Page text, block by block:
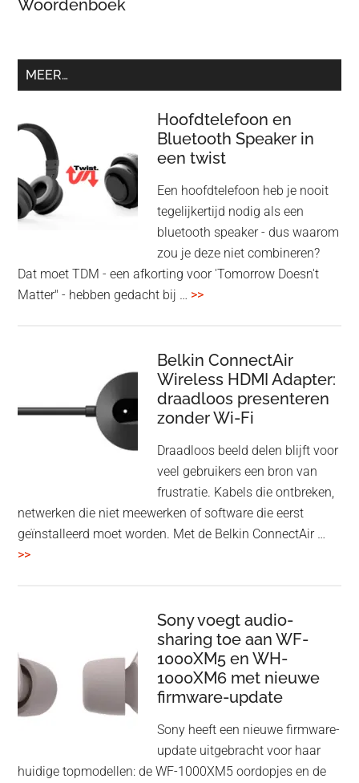
Woordenboek
MEER…
Hoofdtelefoon en
Bluetooth Speaker in
een twist
Een hoofdtelefoon heb je nooit
tegelijkertijd nodig als een
bluetooth speaker - dus waarom
zou je deze niet combineren?
Dat moet TDM - een afkorting voor 'Tomorrow Doesn't
Matter" - hebben gedacht bij … >>overHoofdtelefoon
Speaker
in
een
twist
Belkin ConnectAir
Wireless HDMI Adapter:
draadloos presenteren
zonder Wi-Fi
Draadloos beeld delen blijft voor
veel gebruikers een bron van
frustratie. Kabels die ontbreken,
netwerken die niet meewerken of software die eerst
geïnstalleerd moet worden. Met de Belkin ConnectAir …
>>overBelkin
draadloos
presenteren
zonder
Wi-
Sony voegt audio-
sharing toe aan WF-
1000XM5 en WH-
1000XM6 met nieuwe
firmware-update
Sony heeft een nieuwe firmware-
update uitgebracht voor haar
huidige topmodellen: de WF-1000XM5 oordopjes en de